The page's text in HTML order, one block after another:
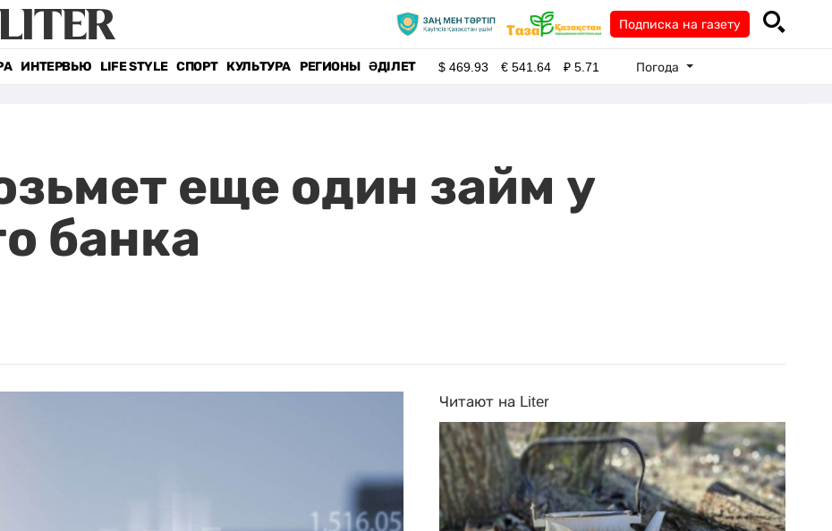
Подписка на газету
ИНТЕРВЬЮ LIFE STYLE СПОРТ КУЛЬТУРА РЕГИОНЫ ӘДІЛЕТ $469.93 €541.64 ₽5.71 Погода
еще один займ у
банка
Читают на Liter